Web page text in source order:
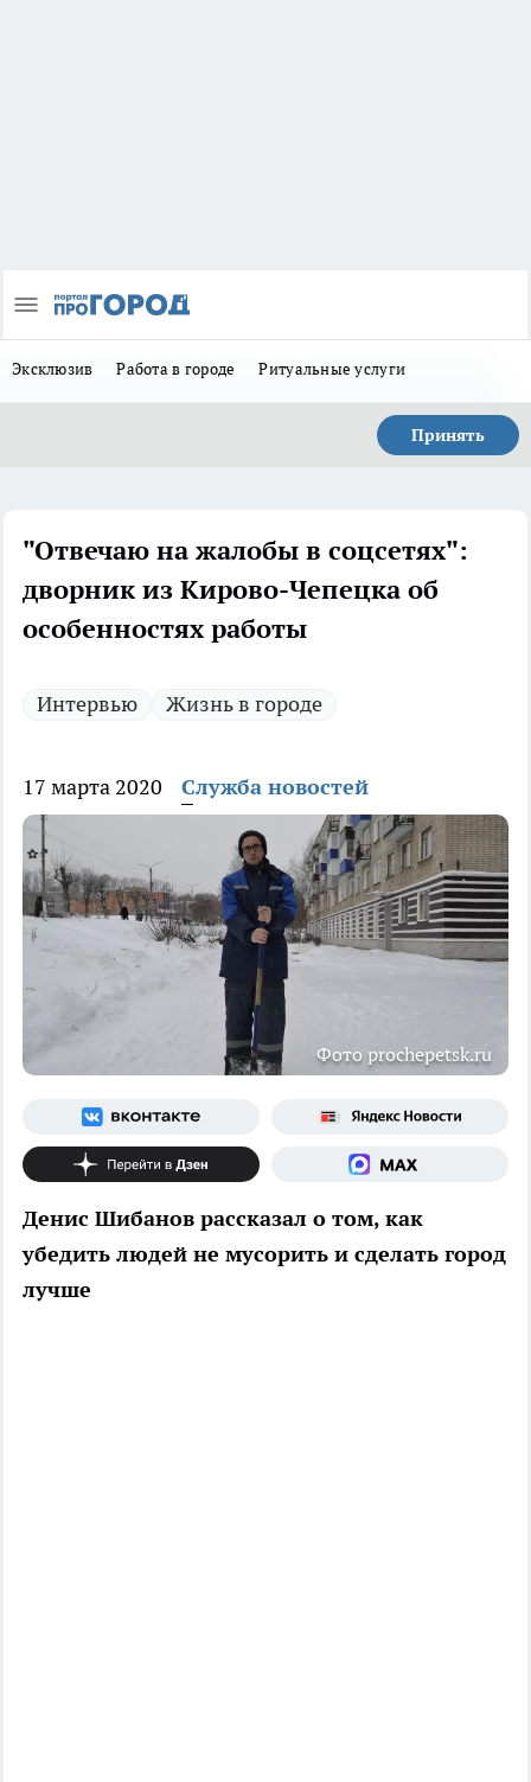
Эксклюзив Работа в городе Ритуальные услуги
Принять
"Отвечаю на жалобы в соцсетях":
дворник из Кирово-Чепецка об
особенностях работы
Интервью Жизнь в городе
17 марта 2020 Служба новостей
Фото prochepetsk.ru
Денис Шибанов рассказал о том, как
убедить людей не мусорить и сделать город
лучше